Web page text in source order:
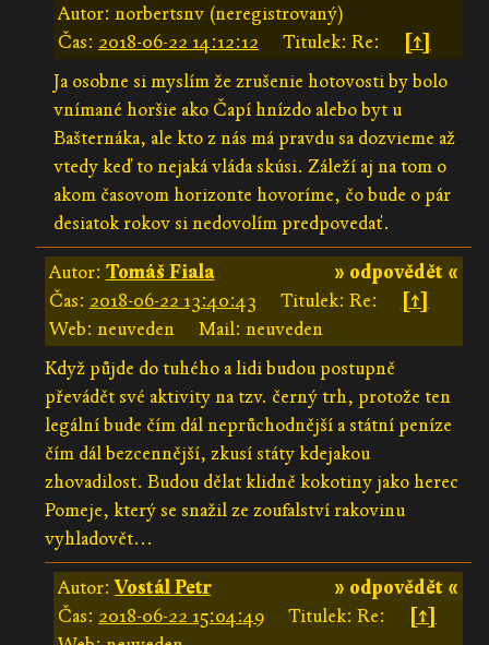
Autor: norbertsnv (neregistrovaný)
Čas: 2018-06-22 14:12:12 Titulek: Re:
[↑]
Ja osobne si myslím že zrušenie hotovosti by bolo
vnímané horšie ako Čapí hnízdo alebo byt u
Bašternáka, ale kto z nás má pravdu sa dozvieme až
vtedy keď to nejaká vláda skúsi. Záleží aj na tom o
akom časovom horizonte hovoríme, čo bude o pár
desiatok rokov si nedovolím predpovedať.
» odpovědět «
Autor: Tomáš Fiala
Čas: 2018-06-22 13:40:43 Titulek: Re:
[↑]
Web: neuveden
Mail: neuveden
Když půjde do tuhého a lidi budou postupně
převádět své aktivity na tzv. černý trh, protože ten
legální bude čím dál neprůchodnější a státní peníze
čím dál bezcennější, zkusí státy kdejakou
zhovadilost. Budou dělat klidně kokotiny jako herec
Pomeje, který se snažil ze zoufalství rakovinu
vyhladovět...
» odpovědět «
Autor:Vostál Petr
Čas: 2018-06-22 15:04:49 Titulek: Re:
[↑]